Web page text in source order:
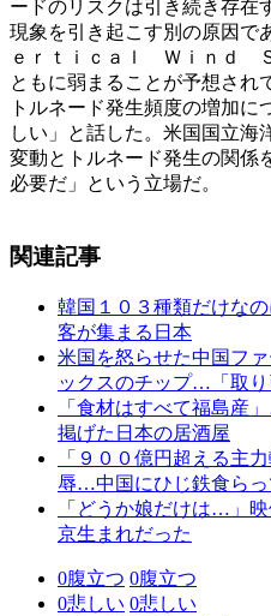
ードのリスクは引き続き存在
現象を引き起こす別の原因で
ｅｒｔｉｃａｌ Ｗｉｎｄ
ともに弱まることが予想され
トルネード発生頻度の増加
しい」と話した。米国国立海
変動とトルネード発生の関係
必要だ」という立場だ。
関連記事
韓国１０３種類だけな
客が集まる日本
米国を怒らせた中国フ
ックスのチップ…「取り
「食材はすべて福島産
掲げた日本の居酒屋
「９００億円超える主
辱…中国にひじ鉄食ら
「どうか娘だけは…」
京生まれだった
0腹立つ 0腹立つ
0悲しい 0悲しい